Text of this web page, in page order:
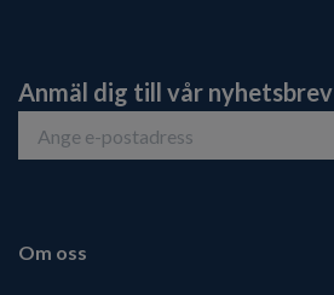
Anmäl dig till vår nyhetsbrev
Om oss